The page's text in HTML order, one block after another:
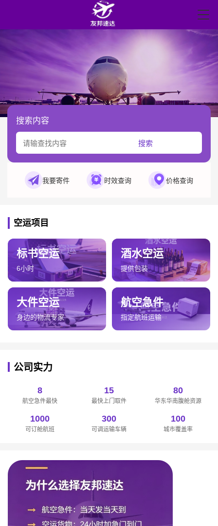
搜索内容
搜索
我要寄件 时效查询 价格查询
空运项目
标书空运
6小时
酒水空运
提供包装
大件空运
身边的物流专家
航空急件
指定航班运输
公司实力
8
航空急件最快
15
最快上门取件
80
华东华南腹舱资源
1000
可订舱航班
300
可调运输车辆
100
城市覆盖率